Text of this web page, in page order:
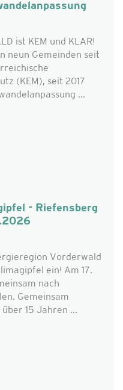
ist KEM und KLAR!
neun Gemeinden seit
(KEM), seit 2017
...
- Riefensberg
Vorderwald
ein! Am 17.
nach
Gemeinsam
15 Jahren ...